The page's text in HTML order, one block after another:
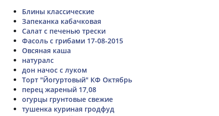
Блины классические
Запеканка кабачковая
Салат с печенью трески
Фасоль с грибами 17-08-2015
Овсяная каша
натуралс
дон начос с луком
Торт "Йогуртовый" КФ Октябрь
перец жареный 17,08
огурцы грунтовые свежие
тушенка куриная гродфуд